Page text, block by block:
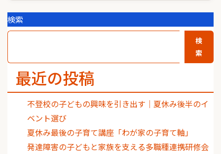
検索
検
索
最近の投稿
不登校の子どもの興味を引き出す｜夏休み後半のイ
ベント選び
夏休み最後の子育て講座「わが家の子育て軸」
発達障害の子どもと家族を支える多職種連携研修会